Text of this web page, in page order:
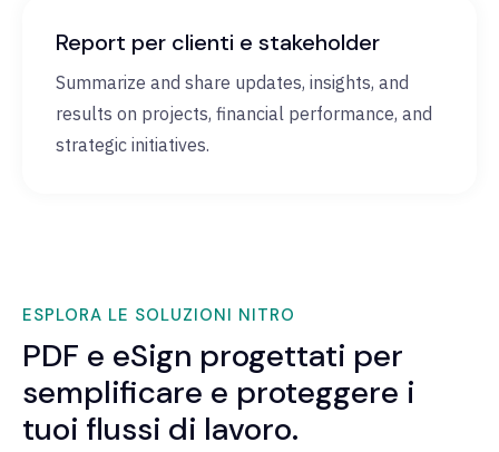
Report per clienti e stakeholder
Summarize and share updates, insights, and
results on projects, financial performance, and
strategic initiatives.
ESPLORA LE SOLUZIONI NITRO
PDF e eSign progettati per
semplificare e proteggere i
tuoi flussi di lavoro.